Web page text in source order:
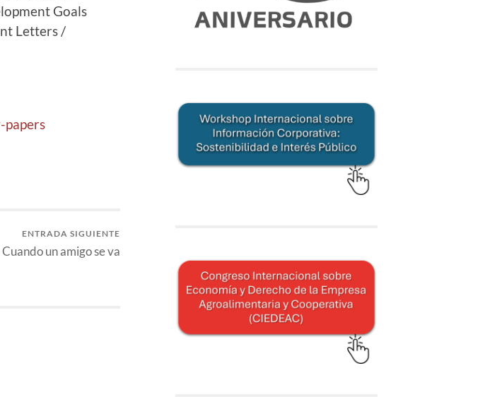
Goals
Letters /
ENTRADA SIGUIENTE
Cuando un amigo se va